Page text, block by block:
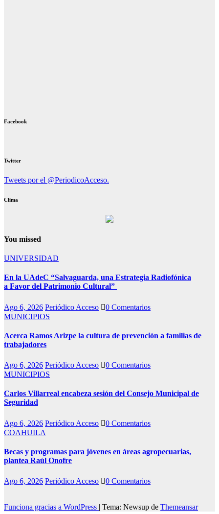
Facebook
Twitter
Tweets por el @PeriodicoAcceso.
Clima
You missed
UNIVERSIDAD
En la UAdeC “Salvaguarda, una Estrategia Radiofónica
a Favor del Patrimonio Cultural”
Ago 6, 2026 Periódico Acceso
0 Comentarios
MUNICIPIOS
Acerca Ramos Arizpe la cultura de prevención a familias de
trabajadores
Ago 6, 2026 Periódico Acceso
0 Comentarios
MUNICIPIOS
Carlos Villarreal encabeza sesión del Consejo Municipal de
Seguridad
Ago 6, 2026 Periódico Acceso
0 Comentarios
COAHUILA
Becas y programas para jóvenes en áreas agropecuarias,
plantea Raúl Onofre
Ago 6, 2026 Periódico Acceso 0 Comentarios
Funciona gracias a WordPress | Tema: Newsup de Themeansar